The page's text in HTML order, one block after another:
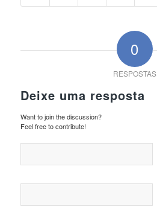
0
RESPOSTAS
Deixe uma resposta
Want to join the discussion?
Feel free to contribute!